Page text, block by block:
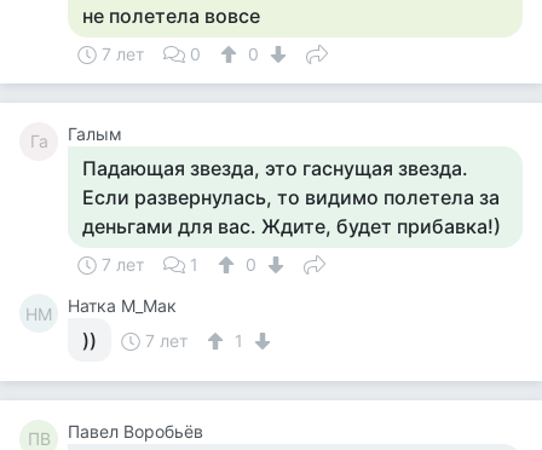
не полетела вовсе
7 лет 0 0
Га Галым
Падающая звезда, это гаснущая звезда.
Если развернулась, то видимо полетела за
деньгами для вас. Ждите, будет прибавка!)
7 лет 1 0
НМ Натка М_Мак
)) 7 лет 1
ПВ Павел Воробьёв